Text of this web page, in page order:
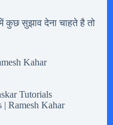
कुछ सुझाव देना चाहते है तो
Kahar
Tutorials
| Ramesh Kahar